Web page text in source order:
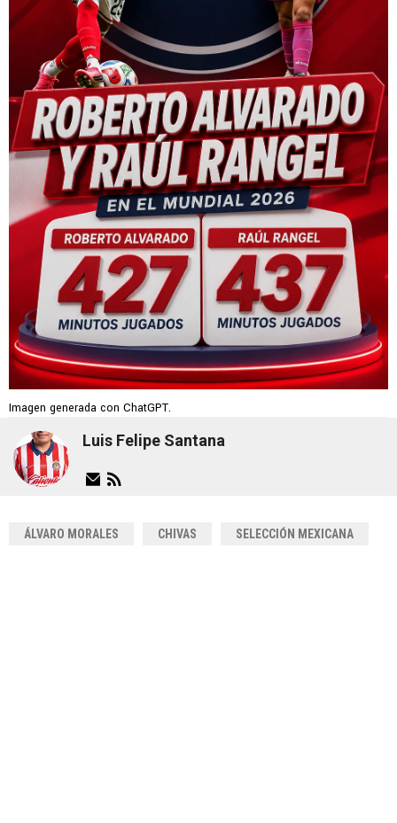
Imagen generada con ChatGPT.
Luis Felipe Santana
ÁLVARO MORALES CHIVAS SELECCIÓN MEXICANA